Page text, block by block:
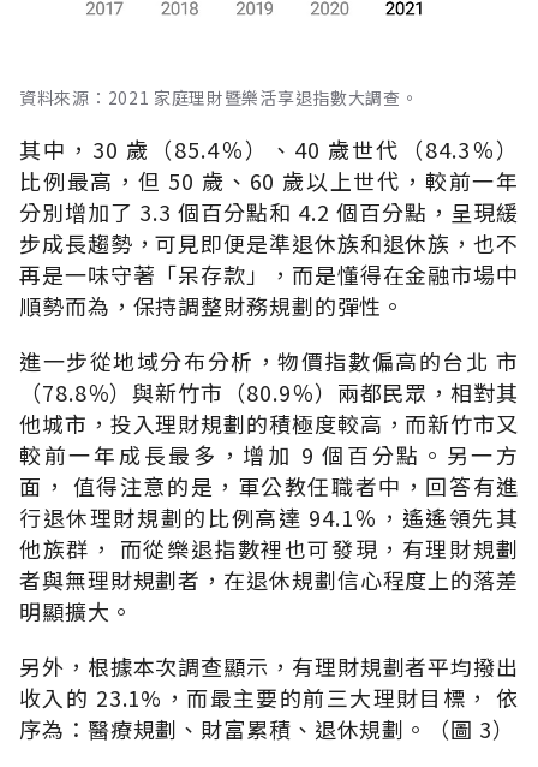
資料來源：2021 家庭理財暨樂活享退指數大調查。
其中，30 歲（85.4％）、40 歲世代（84.3％）
比例最高，但 50 歲、60 歲以上世代，較前一年
分別增加了 3.3 個百分點和 4.2 個百分點，呈現緩
步成長趨勢，可見即便是準退休族和退休族，也不
再是一味守著「呆存款」，而是懂得在金融市場中
順勢而為，保持調整財務規劃的彈性。
進一步從地域分布分析，物價指數偏高的台北 市
（78.8％）與新竹市（80.9％）兩都民眾，相對其
他城市，投入理財規劃的積極度較高，而新竹市又
較前一年成長最多，增加 9 個百分點。另一方
面， 值得注意的是，軍公教任職者中，回答有進
行退休理財規劃的比例高達 94.1％，遙遙領先其
他族群， 而從樂退指數裡也可發現，有理財規劃
者與無理財規劃者，在退休規劃信心程度上的落差
明顯擴大。
另外，根據本次調查顯示，有理財規劃者平均撥出
收入的 23.1%，而最主要的前三大理財目標， 依
序為：醫療規劃、財富累積、退休規劃。（圖 3）